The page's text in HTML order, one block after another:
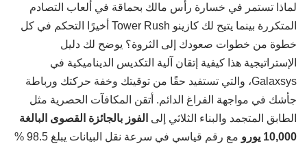
لماذا تستمر في خسارة رأس مالك بحماقة في ألعاب التصادم
المتكررة بينما يتيح لك كازينو Tower Rush أخيرًا التحكم في كل
خطوة من خطوات صعودك إلى الثروة؟ يوضح لك دليل
الإستراتيجية هذا كيفية إتقان آلية التكديس الديناميكية في
Galaxsys، والتي تستفيد حقًا من توقيتك وخفة حركتك ورباطة
جأشك في مواجهة الفراغ الدائم. أتقن المكافآت الحصرية مثل
الطابق المتجمد والبناء الثلاثي إلى الفوز بالجائزة القصوى البالغة
10,000 يورو
مع رقم قياسي في سرعة نقل البيانات يبلغ 98.5 %